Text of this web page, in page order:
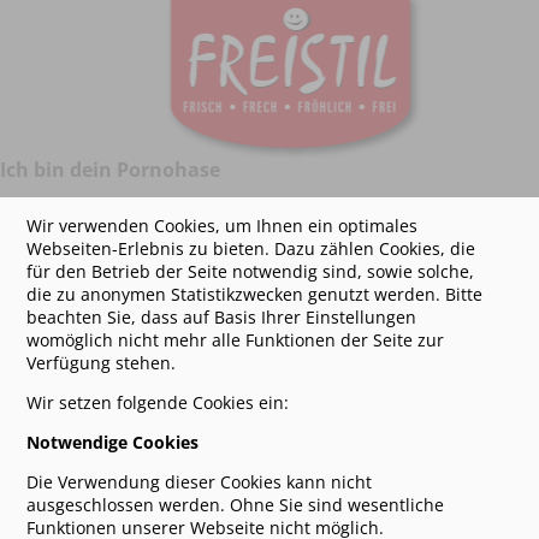
Ich bin dein Pornohase
Show
"Deutschland
sucht seine
Stimme" (DSSS)
am 14. Januar
21jährige
Wir verwenden Cookies, um Ihnen ein optimales
Webseiten-Erlebnis zu bieten. Dazu zählen Cookies, die
für den Betrieb der Seite notwendig sind, sowie solche,
die zu anonymen Statistikzwecken genutzt werden. Bitte
beachten Sie, dass auf Basis Ihrer Einstellungen
womöglich nicht mehr alle Funktionen der Seite zur
Verfügung stehen.
Wir setzen folgende Cookies ein:
Notwendige Cookies
Die Verwendung dieser Cookies kann nicht
ausgeschlossen werden. Ohne Sie sind wesentliche
Funktionen unserer Webseite nicht möglich.